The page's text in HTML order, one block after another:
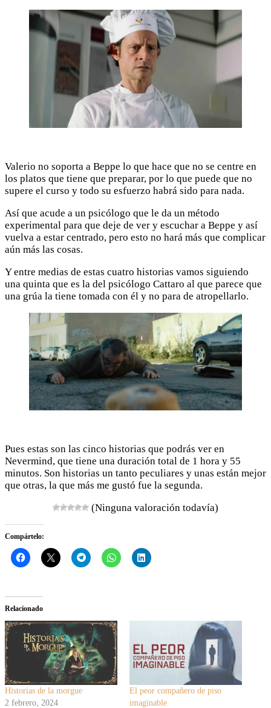
Valerio no soporta a Beppe lo que hace que no se centre en
los platos que tiene que preparar, por lo que puede que no
supere el curso y todo su esfuerzo habrá sido para nada.
Así que acude a un psicólogo que le da un método
experimental para que deje de ver y escuchar a Beppe y así
vuelva a estar centrado, pero esto no hará más que complicar
aún más las cosas.
Y entre medias de estas cuatro historias vamos siguiendo
una quinta que es la del psicólogo Cattaro al que parece que
una grúa la tiene tomada con él y no para de atropellarlo.
Pues estas son las cinco historias que podrás ver en
Nevermind, que tiene una duración total de 1 hora y 55
minutos. Son historias un tanto peculiares y unas están mejor
que otras, la que más me gustó fue la segunda.
(Ninguna valoración todavía)
Compártelo:
Relacionado
Historias de la morgue
2 febrero, 2024
El peor compañero de piso
imaginable